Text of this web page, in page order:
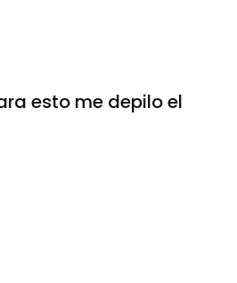
esto me depilo el